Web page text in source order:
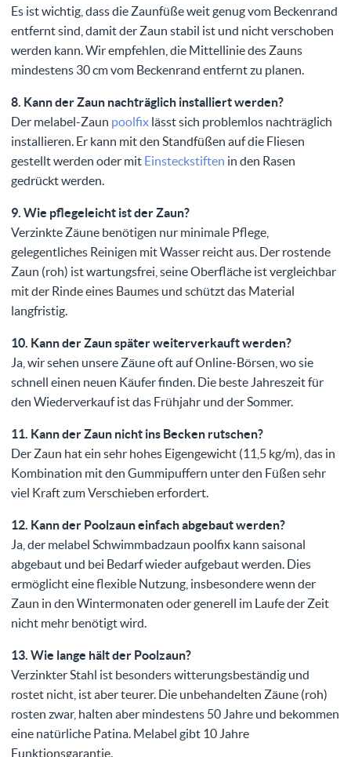
Es ist wichtig, dass die Zaunfüße weit genug vom Beckenrand
entfernt sind, damit der Zaun stabil ist und nicht verschoben
werden kann. Wir empfehlen, die Mittellinie des Zauns
mindestens 30 cm vom Beckenrand entfernt zu planen.
8. Kann der Zaun nachträglich installiert werden?
Der melabel-Zaun poolfix lässt sich problemlos nachträglich
installieren. Er kann mit den Standfüßen auf die Fliesen
gestellt werden oder mit Einsteckstiften in den Rasen
gedrückt werden.
9. Wie pflegeleicht ist der Zaun?
Verzinkte Zäune benötigen nur minimale Pflege,
gelegentliches Reinigen mit Wasser reicht aus. Der rostende
Zaun (roh) ist wartungsfrei, seine Oberfläche ist vergleichbar
mit der Rinde eines Baumes und schützt das Material
langfristig.
10. Kann der Zaun später weiterverkauft werden?
Ja, wir sehen unsere Zäune oft auf Online-Börsen, wo sie
schnell einen neuen Käufer finden. Die beste Jahreszeit für
den Wiederverkauf ist das Frühjahr und der Sommer.
11. Kann der Zaun nicht ins Becken rutschen?
Der Zaun hat ein sehr hohes Eigengewicht (11,5 kg/m), das in
Kombination mit den Gummipuffern unter den Füßen sehr
viel Kraft zum Verschieben erfordert.
12. Kann der Poolzaun einfach abgebaut werden?
Ja, der melabel Schwimmbadzaun poolfix kann saisonal
abgebaut und bei Bedarf wieder aufgebaut werden. Dies
ermöglicht eine flexible Nutzung, insbesondere wenn der
Zaun in den Wintermonaten oder generell im Laufe der Zeit
nicht mehr benötigt wird.
13. Wie lange hält der Poolzaun?
Verzinkter Stahl ist besonders witterungsbeständig und
rostet nicht, ist aber teurer. Die unbehandelten Zäune (roh)
rosten zwar, halten aber mindestens 50 Jahre und bekommen
eine natürliche Patina. Melabel gibt 10 Jahre
Funktionsgarantie.